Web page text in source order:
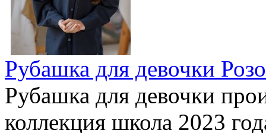
Рубашка для девочки
Рубашка для девочки
коллекция школа 2023